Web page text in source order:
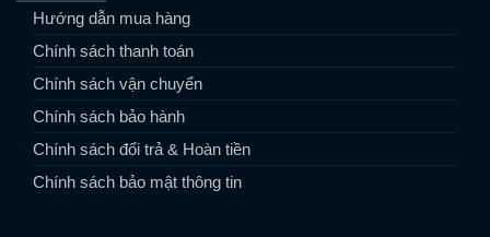
Hướng dẫn mua hàng
Chính sách thanh toán
Chính sách vận chuyển
Chính sách bảo hành
Chính sách đổi trả & Hoàn tiền
Chính sách bảo mật thông tin